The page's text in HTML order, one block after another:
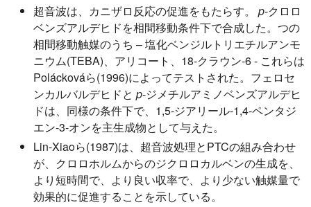
超音波は、カニザロ反応の促進をもたらす。 p-クロロ
ベンズアルデヒドを相間移動条件下で合成した。つの
相間移動触媒のうち – 塩化ベンジルトリエチルアンモ
ニウム(TEBA)、アリコート、18-クラウン-6 - これらは
Poláckováら(1996)によってテストされた。フェロセ
ンカルバルデヒドと p-ジメチルアミノベンズアルデヒ
ドは、同様の条件下で、1,5-ジアリール-1,4-ペンタジ
エン-3-オンを主生成物として与えた。
Lin-Xiaoら(1987)は、超音波処理とPTCの組み合わせ
が、クロロホルムからのジクロロカルベンの生成を、
より短時間で、より良い収率で、より少ない触媒量で
効果的に促進することを示している。